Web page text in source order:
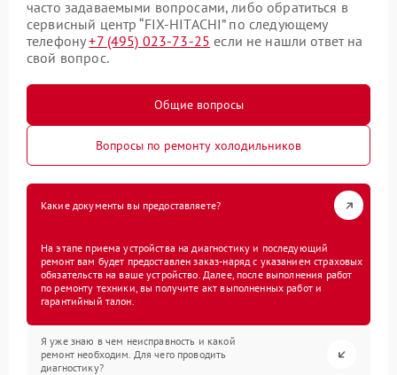
часто задаваемыми вопросами, либо обратиться в
сервисный центр “FIX-HITACHI” по следующему
телефону+7 (495) 023-73-25 если не нашли ответ на
свой вопрос.
Общие вопросы
Вопросы по ремонту холодильников
Какие документы вы предоставляете?
На этапе приема устройства на диагностику и последующий
ремонт вам будет предоставлен заказ-наряд с указанием страховых
обязательств на ваше устройство. Далее, после выполнения работ
по ремонту техники, вы получите акт выполненных работ и
гарантийный талон.
Я уже знаю в чем неисправность и какой
ремонт необходим. Для чего проводить
диагностику?